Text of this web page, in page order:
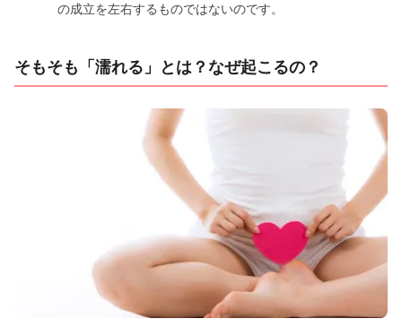
の成立を左右するものではないのです。
そもそも「濡れる」とは？なぜ起こるの？